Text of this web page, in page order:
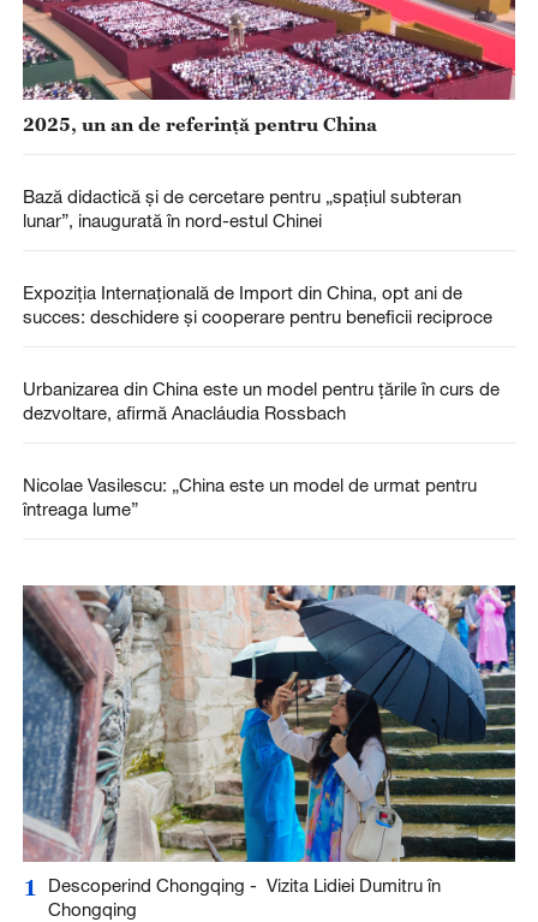
2025, un an de referință pentru China
Bază didactică și de cercetare pentru „spațiul subteran
lunar”, inaugurată în nord-estul Chinei
Expoziția Internațională de Import din China, opt ani de
succes: deschidere și cooperare pentru beneficii reciproce
Urbanizarea din China este un model pentru țările în curs de
dezvoltare, afirmă Anacláudia Rossbach
Nicolae Vasilescu: „China este un model de urmat pentru
întreaga lume”
1
Descoperind Chongqing - Vizita Lidiei Dumitru în
Chongqing